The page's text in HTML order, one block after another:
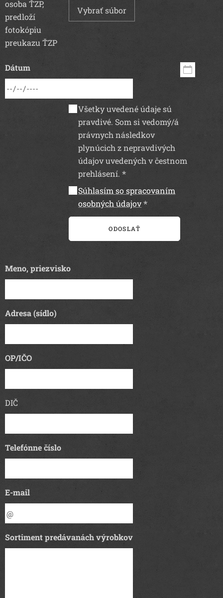
osoba ŤZP,
predloží
fotokópiu
preukazu ŤZP
Vybrať súbor
Dátum
Všetky uvedené údaje sú
pravdivé. Som si vedomý/á
právnych následkov
plynúcich z nepravdivých
údajov uvedených v čestnom
prehlásení.
Súhlasím so spracovaním
osobných údajov
ODOSLAŤ
Meno, priezvisko
Adresa (sídlo)
OP/IČO
DIČ
Telefónne číslo
E-mail
Sortiment predávanách výrobkov